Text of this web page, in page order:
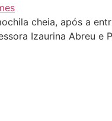
cheia, após a
Izaurina Abreu e